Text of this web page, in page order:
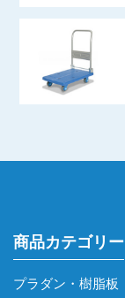
商品カテゴリー
プラダン・樹脂板